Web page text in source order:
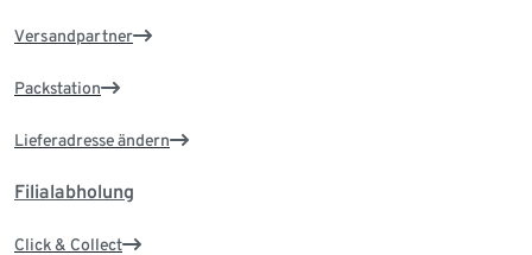
Versandpartner
Packstation
Lieferadresse ändern
Filialabholung
Click & Collect